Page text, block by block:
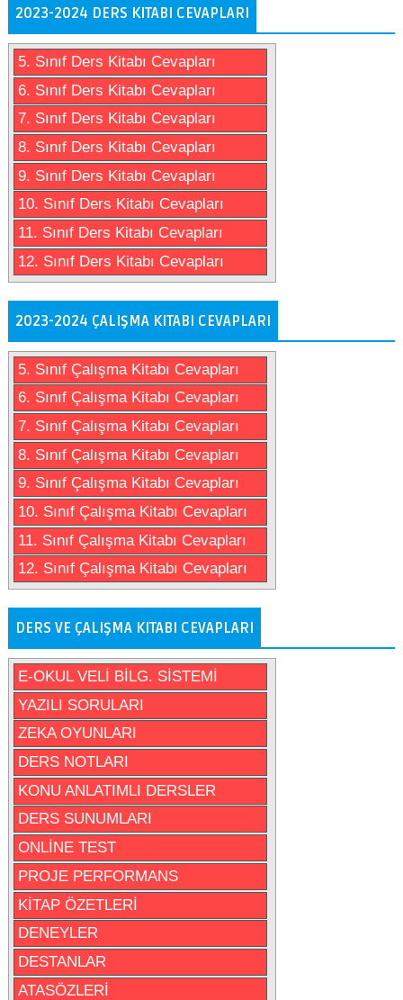
2023-2024 DERS KITABI CEVAPLARI
5. Sınıf Ders Kitabı Cevapları
6. Sınıf Ders Kitabı Cevapları
7. Sınıf Ders Kitabı Cevapları
8. Sınıf Ders Kitabı Cevapları
9. Sınıf Ders Kitabı Cevapları
10. Sınıf Ders Kitabı Cevapları
11. Sınıf Ders Kitabı Cevapları
12. Sınıf Ders Kitabı Cevapları
2023-2024 ÇALIŞMA KITABI CEVAPLARI
5. Sınıf Çalışma Kitabı Cevapları
6. Sınıf Çalışma Kitabı Cevapları
7. Sınıf Çalışma Kitabı Cevapları
8. Sınıf Çalışma Kitabı Cevapları
9. Sınıf Çalışma Kitabı Cevapları
10. Sınıf Çalışma Kitabı Cevapları
11. Sınıf Çalışma Kitabı Cevapları
12. Sınıf Çalışma Kitabı Cevapları
DERS VE ÇALIŞMA KITABI CEVAPLARI
E-OKUL VELİ BİLG. SİSTEMİ
YAZILI SORULARI
ZEKA OYUNLARI
DERS NOTLARI
KONU ANLATIMLI DERSLER
DERS SUNUMLARI
ONLİNE TEST
PROJE PERFORMANS
KİTAP ÖZETLERİ
DENEYLER
DESTANLAR
ATASÖZLERİ